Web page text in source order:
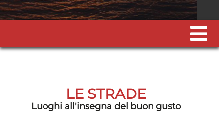
LE STRADE
Luoghi all'insegna del buon gusto